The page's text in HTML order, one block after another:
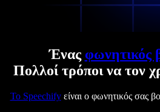
Ένας φωνητικός
Πολλοί τρόποι να τον
Το Speechifyείναι ο φωνητικός σας